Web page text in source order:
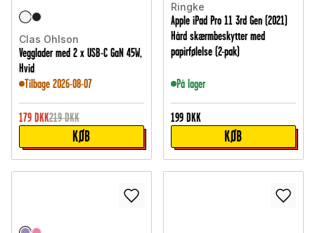
Clas Ohlson
Vegglader med 2 x USB-C GaN 45W,
Hvid
Tilbage 2026-08-07
179 DKK219 DKK
KØB
Ringke
Apple iPad Pro 11 3rd Gen (2021)
Hård skærmbeskytter med
papirfølelse (2-pak)
På lager
199 DKK
KØB